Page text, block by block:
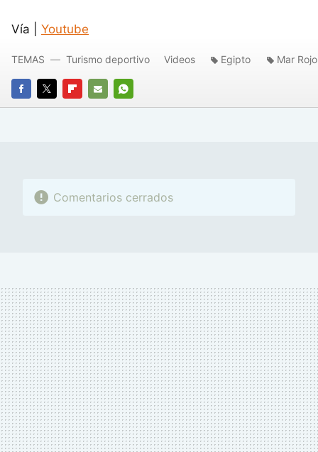
Vía | Youtube
FACEBOOK
TWITTERFLIPBOARD
E-
WHATSAPP
TEMAS Turismo deportivo Videos Egipto Mar Rojo
Comentarios cerrados